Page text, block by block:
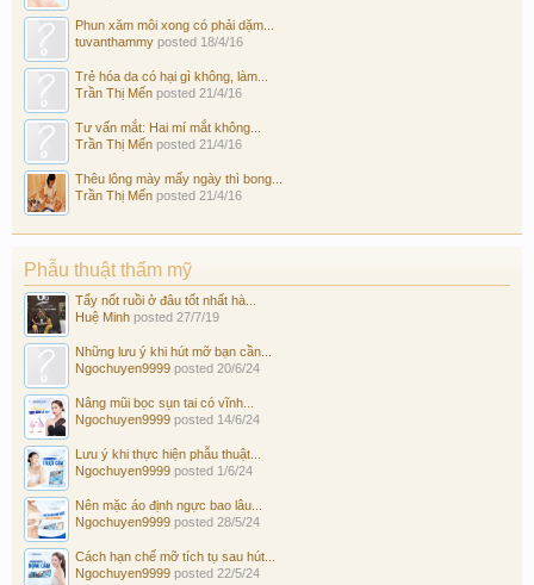
Phun xăm môi xong có phải dặm...
tuvanthammy posted 18/4/16
Trẻ hóa da có hại gì không, làm...
Trần Thị Mến posted 21/4/16
Tư vấn mắt: Hai mí mắt không...
Trần Thị Mến posted 21/4/16
Thêu lông mày mấy ngày thì bong...
Trần Thị Mến posted 21/4/16
Phẫu thuật thẩm mỹ
Tẩy nốt ruồi ở đâu tốt nhất hà...
Huệ Minh posted 27/7/19
Những lưu ý khi hút mỡ bạn cần...
Ngochuyen9999 posted 20/6/24
Nâng mũi bọc sụn tai có vĩnh...
Ngochuyen9999 posted 14/6/24
Lưu ý khi thực hiện phẫu thuật...
Ngochuyen9999 posted 1/6/24
Nên mặc áo định ngực bao lâu...
Ngochuyen9999 posted 28/5/24
Cách hạn chế mỡ tích tụ sau hút...
Ngochuyen9999 posted 22/5/24